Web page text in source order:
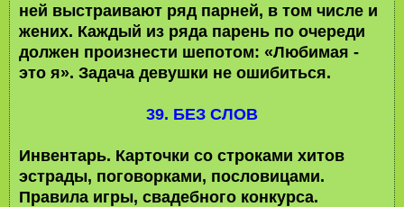
ней выстраивают ряд парней, в том числе и
жених. Каждый из ряда парень по очереди
должен произнести шепотом: «Любимая -
это я». Задача девушки не ошибиться.
39. БЕЗ СЛОВ
Инвентарь. Карточки со строками хитов
эстрады, поговорками, пословицами.
Правила игры, свадебного конкурса.